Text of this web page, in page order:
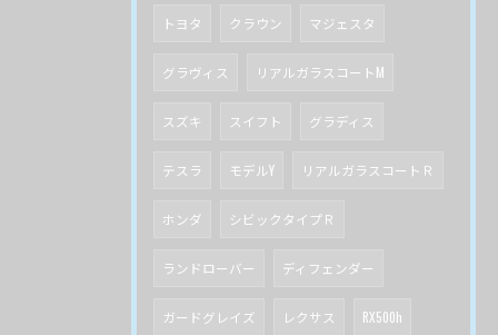
トヨタ クラウン マジェスタ
グラヴィス リアルガラスコートM
スズキ スイフト グラディス
テスラ モデルY リアルガラスコートＲ
ホンダ シビックタイプＲ
ランドローバー ディフェンダー
ガードグレイズ レクサス RX500h